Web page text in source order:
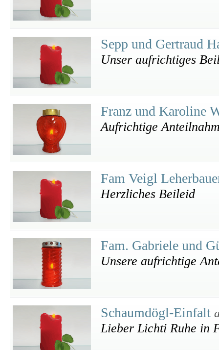
Sepp und Gertraud
Unser aufrichtiges
Franz und Karoline
Aufrichtige
Fam Veigl
Herzliches Beileid
Fam. Gabriele und
Unsere aufrichtige
Schaumdögl-Einfalt
Lieber Lichti Ruhe in